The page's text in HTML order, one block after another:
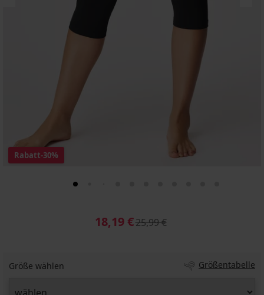
Rabatt-30%
18,19 €25,99 €
Größe wählen Größentabelle